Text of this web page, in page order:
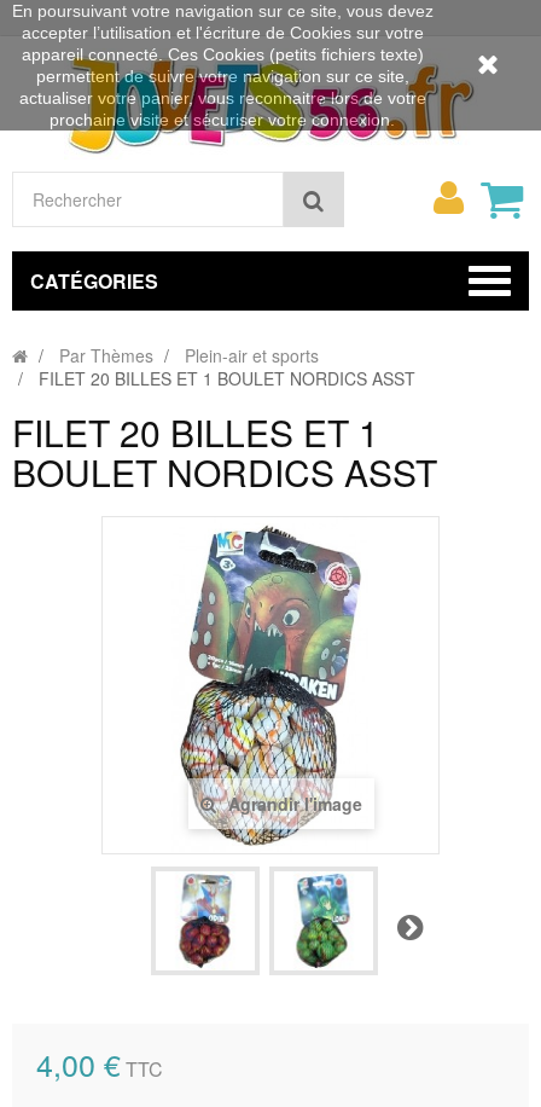
Rechercher
Mon
CATÉGORIES
Par Thèmes
Plein-air et sports
FILET 20 BILLES ET 1 BOULET NORDICS ASST
FILET 20 BILLES ET 1
BOULET NORDICS ASST
Agrandir l'image
Suivant
4,00 €TTC
En poursuivant votre navigation sur ce site, vous devez
accepter l’utilisation et l'écriture de Cookies sur votre
appareil connecté. Ces Cookies (petits fichiers texte)
permettent de suivre votre navigation sur ce site,
actualiser votre panier, vous reconnaitre lors de votre
prochaine visite et sécuriser votre connexion.